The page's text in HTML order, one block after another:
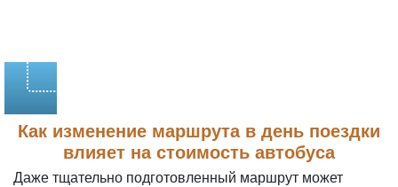
Foxbus (2018 г.в., 31 место), Iveco Feniksbus (2016 г.в.,
29 мест), Iveco Neman 4202 (2013 г.в., 29 мест). Также
Benz Sprinter (18-2 мест), Mercedes-Benz Intouro (55
мест), Volkswagen Crafter (19 мест), Hyundai Grand
Как изменение маршрута в день поездки
влияет на стоимость автобуса
Даже тщательно подготовленный маршрут может